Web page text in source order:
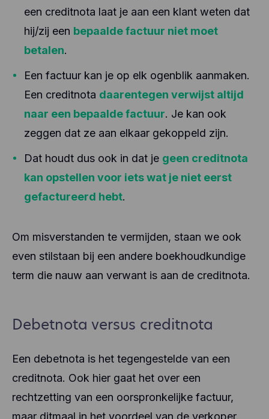
een creditnota laat je aan een klant weten dat
hij/zij een bepaalde factuur niet moet
betalen.
Een factuur kan je op elk ogenblik aanmaken.
Een creditnota daarentegen verwijst altijd
naar een bepaalde factuur. Je kan ook
zeggen dat ze aan elkaar gekoppeld zijn.
Dat houdt dus ook in dat je geen creditnota
kan opstellen voor iets wat je niet eerst
gefactureerd hebt.
Om misverstanden te vermijden, staan we ook
even stilstaan bij een andere boekhoudkundige
term die nauw aan verwant is aan de creditnota.
Debetnota versus creditnota
Een debetnota is het tegengestelde van een
creditnota. Ook hier gaat het over een
rechtzetting van een oorspronkelijke factuur,